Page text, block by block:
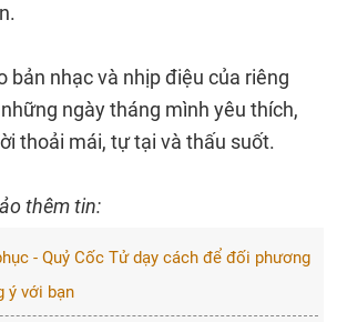
bản nhạc và nhịp điệu của riêng
ngày tháng mình yêu thích,
thoải mái, tự tại và thấu suốt.
thêm tin:
- Quỷ Cốc Tử dạy cách để đối phương
ý với bạn